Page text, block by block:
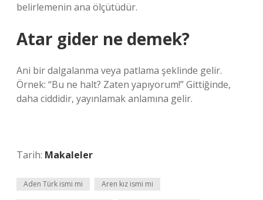
belirlemenin ana ölçütüdür.
Atar gider ne demek?
Ani bir dalgalanma veya patlama şeklinde gelir.
Örnek: “Bu ne halt? Zaten yapıyorum!” Gittiğinde,
daha ciddidir, yayınlamak anlamına gelir.
Tarih: Makaleler
Aden Türk ismi mi Aren kız ismi mi